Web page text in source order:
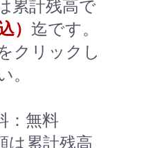
累計残高で
） 迄です。
クリックし
：無料
は累計残高